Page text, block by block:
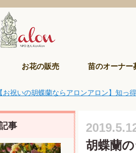
お花の販売 苗のオーナー
【お祝いの胡蝶蘭ならアロンアロン】知っ
胡蝶蘭
事